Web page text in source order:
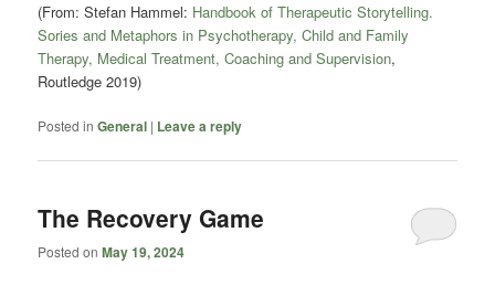
(From: Stefan Hammel: Handbook of Therapeutic Storytelling.
Sories and Metaphors in Psychotherapy, Child and Family
Therapy, Medical Treatment, Coaching and Supervision,
Routledge 2019)
Posted in General | Leave a reply
The Recovery Game
Posted onMay 19, 2024